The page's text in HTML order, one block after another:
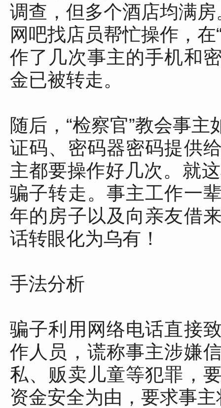
调查，但多个酒店均满
网吧找店员帮忙操作，
作了几次事主的手机和
金已被转走。
随后，“检察官”教会事
证码、密码器密码提供
主都要操作好几次。就
骗子转走。事主工作一
年的房子以及向亲友借
话转眼化为乌有！
手法分析
骗子利用网络电话直接
作人员，谎称事主涉嫌
私、贩卖儿童等犯罪，
资金安全为由，要求事